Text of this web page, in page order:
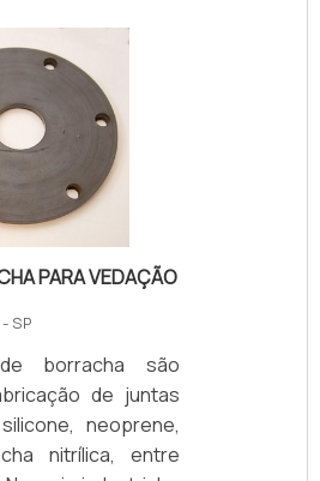
seja fabricado de
normas técnicas
que buscam
eficiente de
de fluidos
têm em mente
aplicação .
PARA VEDAÇÃO
SP
borracha são
de juntas
neoprene,
nitrílica, entre